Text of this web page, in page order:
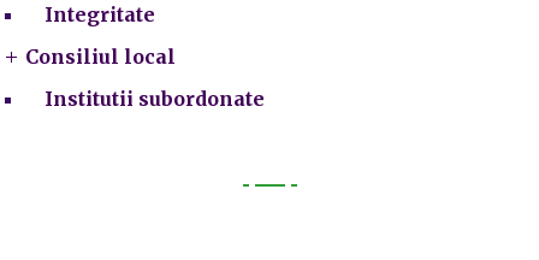
Integritate
Consiliul local
Institutii subordonate